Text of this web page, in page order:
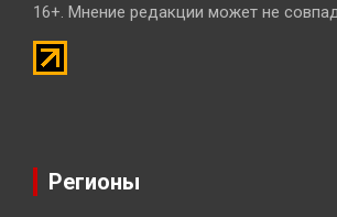
16+. Мнение редакции может не
Регионы